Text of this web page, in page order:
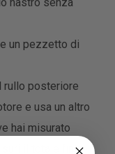
un pezzetto di
rullo posteriore
e usa un altro
hai misurato
il totale fin